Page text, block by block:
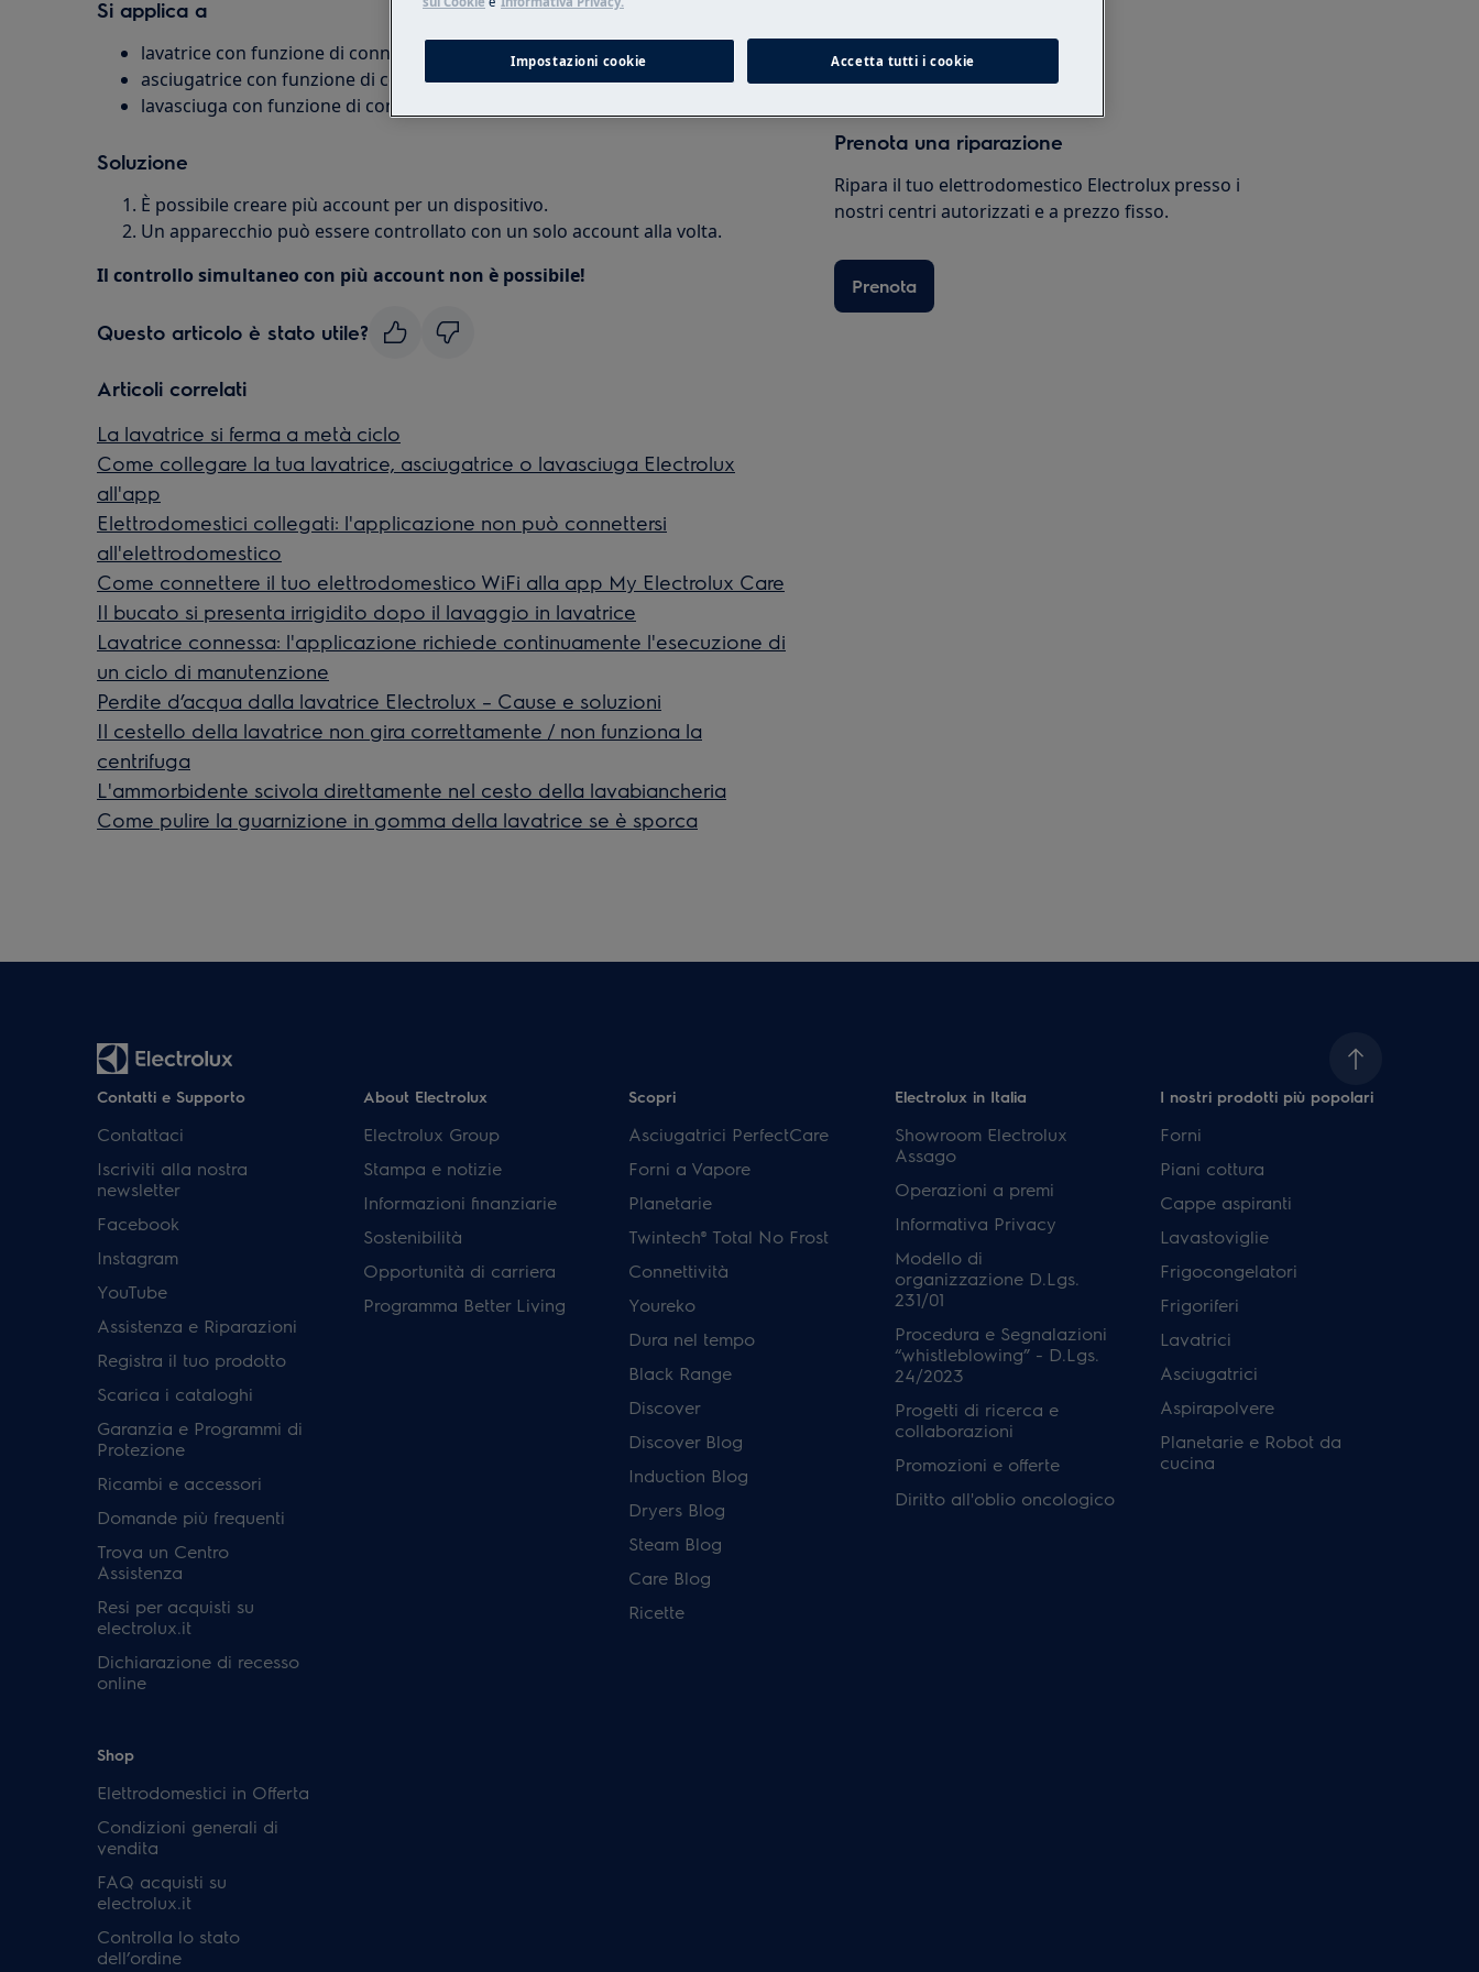
Si applica a
lavatrice con funzione di connettività
asciugatrice con funzione di connettività
lavasciuga con funzione di connettività
Soluzione
È possibile creare più account per un dispositivo.
Un apparecchio può essere controllato con un solo account alla volta.
Il controllo simultaneo con più account non è possibile!
Questo articolo è stato utile?
Articoli correlati
La lavatrice si ferma a metà ciclo
Come collegare la tua lavatrice, asciugatrice o lavasciuga Electrolux
all'app
Elettrodomestici collegati: l'applicazione non può connettersi
all'elettrodomestico
Come connettere il tuo elettrodomestico WiFi alla app My Electrolux Care
Il bucato si presenta irrigidito dopo il lavaggio in lavatrice
Lavatrice connessa: l'applicazione richiede continuamente l'esecuzione di
un ciclo di manutenzione
Perdite d’acqua dalla lavatrice Electrolux – Cause e soluzioni
Il cestello della lavatrice non gira correttamente / non funziona la
centrifuga
L'ammorbidente scivola direttamente nel cesto della lavabiancheria
Come pulire la guarnizione in gomma della lavatrice se è sporca
Prenota una riparazione
Ripara il tuo elettrodomestico Electrolux presso i
nostri centri autorizzati e a prezzo fisso.
Prenota
Contatti e Supporto
Contattaci
Iscriviti alla nostra
newsletter
Facebook
Instagram
YouTube
Assistenza e Riparazioni
Registra il tuo prodotto
Scarica i cataloghi
Garanzia e Programmi di
Protezione
Ricambi e accessori
Domande più frequenti
Trova un Centro
Assistenza
Resi per acquisti su
electrolux.it
Dichiarazione di recesso
online
About Electrolux
Electrolux Group
Stampa e notizie
Informazioni finanziarie
Sostenibilità
Opportunità di carriera
Programma Better Living
Scopri
Asciugatrici PerfectCare
Forni a Vapore
Planetarie
Twintech® Total No Frost
Connettività
Youreko
Dura nel tempo
Black Range
Discover
Discover Blog
Induction Blog
Dryers Blog
Steam Blog
Care Blog
Ricette
Electrolux in Italia
Showroom Electrolux
Assago
Operazioni a premi
Informativa Privacy
Modello di
organizzazione D.Lgs.
231/01
Procedura e Segnalazioni
“whistleblowing” - D.Lgs.
24/2023
Progetti di ricerca e
collaborazioni
Promozioni e offerte
Diritto all'oblio oncologico
I nostri prodotti più popolari
Forni
Piani cottura
Cappe aspiranti
Lavastoviglie
Frigocongelatori
Frigoriferi
Lavatrici
Asciugatrici
Aspirapolvere
Planetarie e Robot da
cucina
Shop
Elettrodomestici in Offerta
Condizioni generali di
vendita
FAQ acquisti su
electrolux.it
Controlla lo stato
dell’ordine
Impostazioni cookie Accetta tutti i cookie